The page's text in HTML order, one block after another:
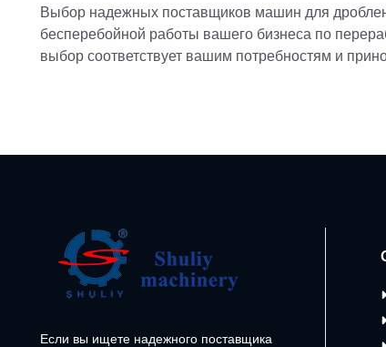
Выбор надежных поставщиков машин для
бесперебойной работы вашего бизнеса по
выбор соответствует вашим потребностям и
Если вы ищете надежного поставщика